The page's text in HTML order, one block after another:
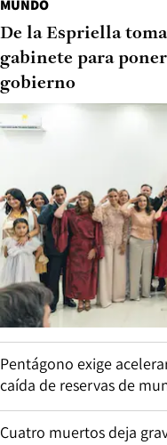
MUNDO
De la Espriella
gabinete para
gobierno
Pentágono exige
caída de reservas de
Cuatro muertos deja